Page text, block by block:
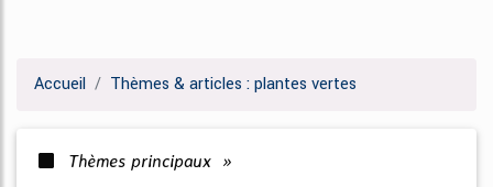
Accueil Thèmes & articles : plantes vertes
Thèmes principaux »